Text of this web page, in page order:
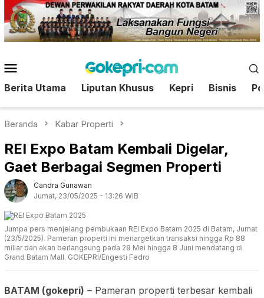
Loncat
ke
konten
Mobile
Berita Utama Liputan Khusus Kepri Bisnis
Beranda Kabar Properti
REI Expo Batam Kembali Digelar,
Gaet Berbagai Segmen Properti
Candra Gunawan
Jumat, 23/05/2025 - 13:26 WIB
Jumpa pers menjelang pembukaan REI Expo Batam 2025 di Batam, Jumat
(23/5/2025). Pameran properti ini menargetkan transaksi hingga Rp 88
miliar dan akan berlangsung pada 29 Mei hingga 8 Juni mendatang di
Grand Batam Mall. GOKEPRI/Engesti Fedro
BATAM (gokepri) – Pameran properti terbesar kembali